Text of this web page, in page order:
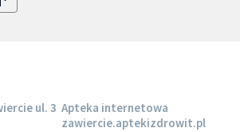
ul. 3 Apteka internetowa
zawiercie.aptekizdrowit.pl